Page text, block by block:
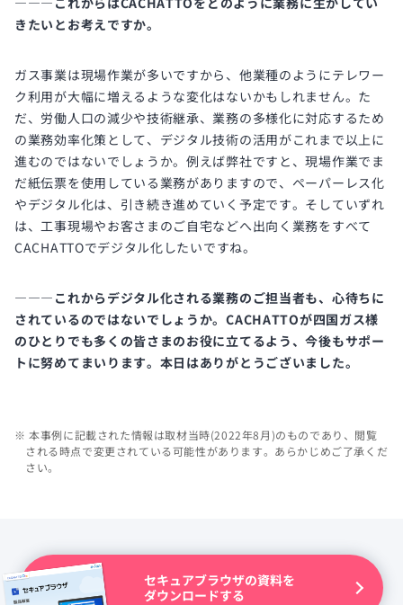
きたいとお考えですか。
ガス事業は現場作業が多いですから、他業種のようにテレワー
ク利用が大幅に増えるような変化はないかもしれません。た
だ、労働人口の減少や技術継承、業務の多様化に対応するため
の業務効率化策として、デジタル技術の活用がこれまで以上に
進むのではないでしょうか。例えば弊社ですと、現場作業でま
だ紙伝票を使用している業務がありますので、ペーパーレス化
やデジタル化は、引き続き進めていく予定です。そしていずれ
は、工事現場やお客さまのご自宅などへ出向く業務をすべて
CACHATTOでデジタル化したいですね。
―――これからデジタル化される業務のご担当者も、心待ちに
されているのではないでしょうか。CACHATTOが四国ガス様
のひとりでも多くの皆さまのお役に立てるよう、今後もサポー
トに努めてまいります。本日はありがとうございました。
※ 本事例に記載された情報は取材当時(2022年8月)のものであり、閲覧
される時点で変更されている可能性があります。あらかじめご了承くだ
さい。
セキュアブラウザの資料を
ダウンロードする